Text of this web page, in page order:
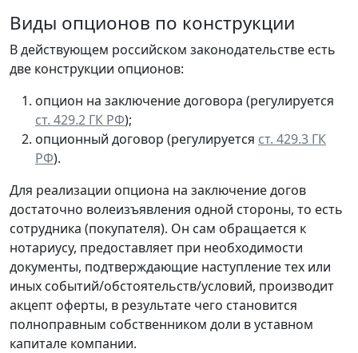
Виды опционов по конструкции
В действующем российском законодательстве есть
две конструкции опционов:
опцион на заключение договора (регулируется
ст. 429.2 ГК РФ);
опционный договор (регулируется ст. 429.3 ГК
РФ).
Для реализации опциона на заключение догов
достаточно волеизъявления одной стороны, то есть
сотрудника (покупателя). Он сам обращается к
нотариусу, предоставляет при необходимости
документы, подтверждающие наступление тех или
иных событий/обстоятельств/условий, производит
акцепт оферты, в результате чего становится
полноправным собственником доли в уставном
капитале компании.